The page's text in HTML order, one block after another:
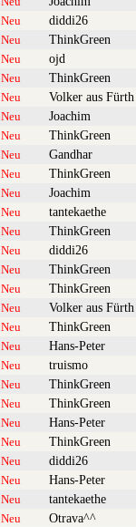
Neu diddi26
Neu ThinkGreen
Neu ojd
Neu ThinkGreen
Neu Volker aus Fürth
Neu Joachim
Neu ThinkGreen
Neu Gandhar
Neu ThinkGreen
Neu Joachim
Neu tantekaethe
Neu ThinkGreen
Neu diddi26
Neu ThinkGreen
Neu ThinkGreen
Neu Volker aus Fürth
Neu ThinkGreen
Neu Hans-Peter
Neu truismo
Neu ThinkGreen
Neu ThinkGreen
Neu Hans-Peter
Neu ThinkGreen
Neu diddi26
Neu Hans-Peter
Neu tantekaethe
Neu Otrava^^